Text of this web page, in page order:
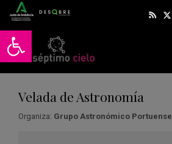
Abrir barra de herramientas
Velada de Astronomía
Organiza: Grupo Astronómico Portuense